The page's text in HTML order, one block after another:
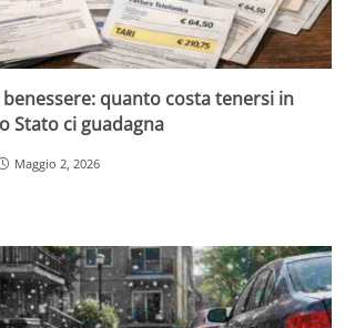
quanto costa tenersi in
Stato ci guadagna
Maggio 2, 2026